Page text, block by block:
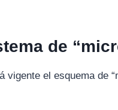
de
vigente el esquema de